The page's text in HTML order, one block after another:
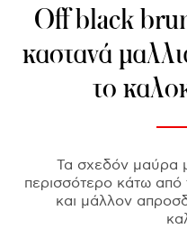
Off black
καστανά
το
Τα σχεδόν μαύρα
περισσότερο κάτω από
και μάλλον